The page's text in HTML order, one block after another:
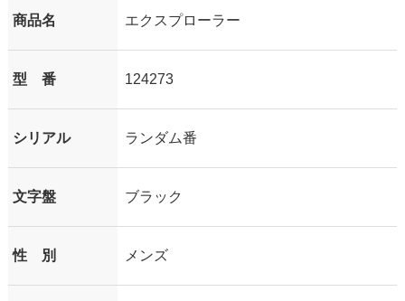
商品名 エクスプローラー
型 番 124273
シリアル ランダム番
文字盤 ブラック
性 別 メンズ